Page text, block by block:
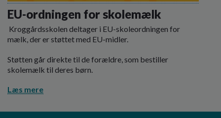
EU-ordningen for skolemælk
Kroggårdsskolen deltager i EU-skoleordningen for
mælk, der er støttet med EU-midler.
Støtten går direkte til de forældre, som bestiller
skolemælk til deres børn.
Læs mere